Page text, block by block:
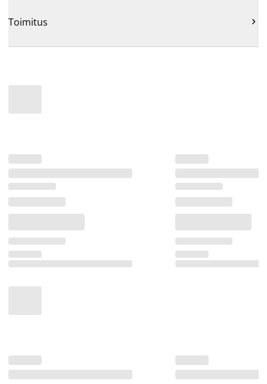
Toimitus 